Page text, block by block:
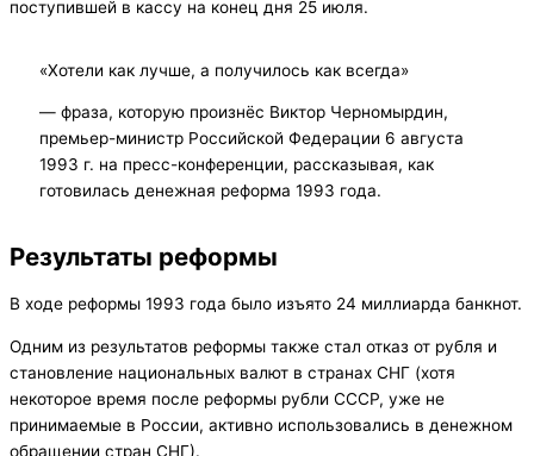
поступившей в кассу на конец дня 25 июля.
«Хотели как лучше, а получилось как всегда»
— фраза, которую произнёс Виктор Черномырдин,
премьер-министр Российской Федерации 6 августа
1993 г. на пресс-конференции, рассказывая, как
готовилась денежная реформа 1993 года.
Результаты реформы
В ходе реформы 1993 года было изъято 24 миллиарда банкнот.
Одним из результатов реформы также стал отказ от рубля и
становление национальных валют в странах СНГ (хотя
некоторое время после реформы рубли СССР, уже не
принимаемые в России, активно использовались в денежном
обращении стран СНГ).